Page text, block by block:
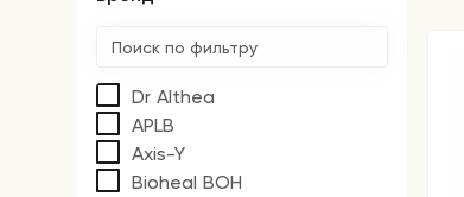
Dr Althea
APLB
Axis-Y
Bioheal BOH